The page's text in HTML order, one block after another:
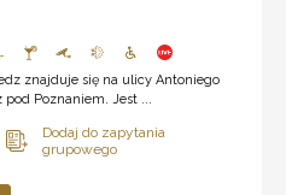
znajduje się na ulicy Antoniego
pod Poznaniem. Jest ...